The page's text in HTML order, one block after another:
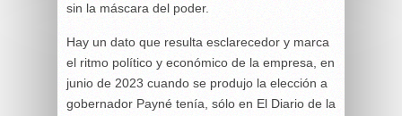
sin la máscara del poder.
Hay un dato que resulta esclarecedor y marca
el ritmo político y económico de la empresa, en
junio de 2023 cuando se produjo la elección a
gobernador Payné tenía, sólo en El Diario de la